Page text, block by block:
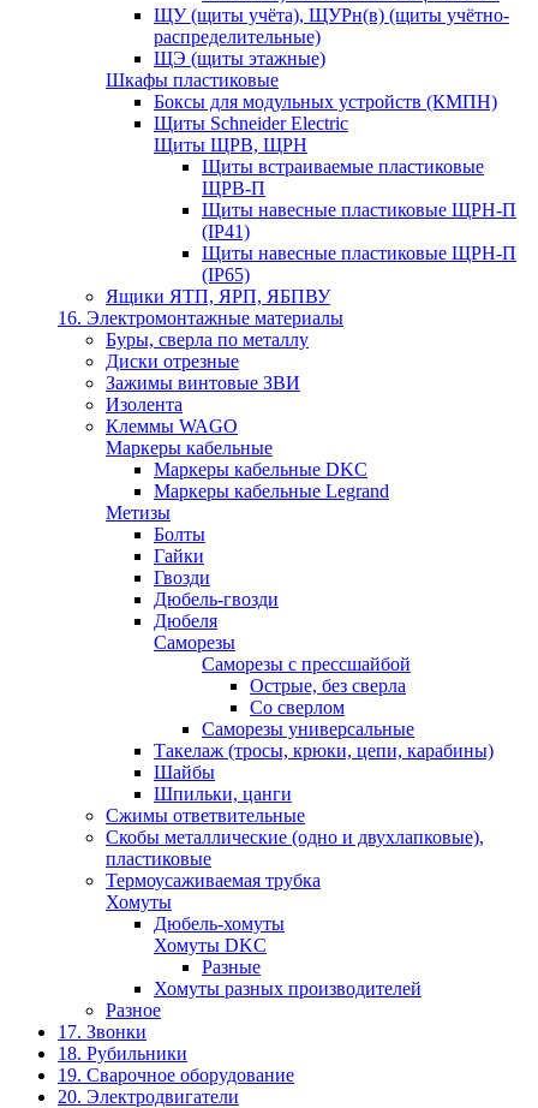
ЩУ (щиты учёта), ЩУРн(в) (щиты учётно-
распределительные)
ЩЭ (щиты этажные)
Шкафы пластиковые
Боксы для модульных устройств (КМПН)
Щиты Schneider Electric
Щиты ЩРВ, ЩРН
Щиты встраиваемые пластиковые
ЩРВ-П
Щиты навесные пластиковые ЩРН-П
(IP41)
Щиты навесные пластиковые ЩРН-П
(IP65)
Ящики ЯТП, ЯРП, ЯБПВУ
16. Электромонтажные материалы
Буры, сверла по металлу
Диски отрезные
Зажимы винтовые ЗВИ
Изолента
Клеммы WAGO
Маркеры кабельные
Маркеры кабельные DKC
Маркеры кабельные Legrand
Метизы
Болты
Гайки
Гвозди
Дюбель-гвозди
Дюбеля
Саморезы
Саморезы с прессшайбой
Острые, без сверла
Со сверлом
Саморезы универсальные
Такелаж (тросы, крюки, цепи, карабины)
Шайбы
Шпильки, цанги
Сжимы ответвительные
Скобы металлические (одно и двухлапковые),
пластиковые
Термоусаживаемая трубка
Хомуты
Дюбель-хомуты
Хомуты DKC
Разные
Хомуты разных производителей
Разное
17. Звонки
18. Рубильники
19. Сварочное оборудование
20. Электродвигатели